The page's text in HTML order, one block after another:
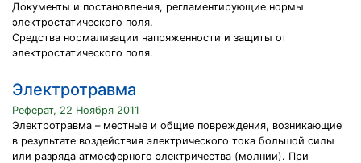
Документы и постановления, регламентирующие нормы
электростатического поля.
Средства нормализации напряженности и защиты от
электростатического поля.
Электротравма
Реферат, 22 Ноября 2011
Электротравма – местные и общие повреждения, возникающие
в результате воздействия электрического тока большой силы
или разряда атмосферного электричества (молнии). При